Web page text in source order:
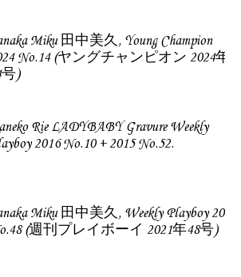
Miku 田中美久, Young Champion
No.14 (ヤングチャンピオン 2024年
号)
Rie LADYBABY Gravure Weekly
2016 No.10 + 2015 No.52.
Miku 田中美久, Weekly Playboy 2021
(週刊プレイボーイ 2021年48号)